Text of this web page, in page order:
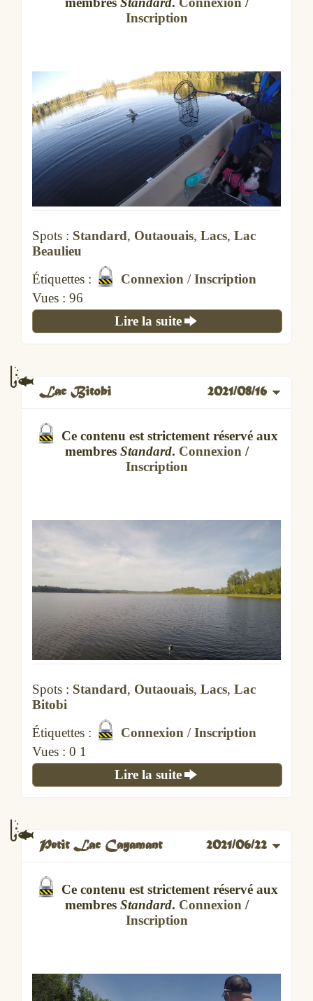
Inscription
Spots : Standard, Outaouais, Lacs, Lac
Beaulieu
Étiquettes :
Connexion /Inscription
Vues : 297
Lire la suite
Lac Bitobi 2021/08/16
Ce contenu est strictement réservé aux
membres Standard. Connexion/
Inscription
Spots : Standard, Outaouais, Lacs, Lac
Bitobi
Étiquettes :
Connexion /Inscription
Vues : 1 3
Lire la suite
Petit Lac Cayamant 2021/06/22
Ce contenu est strictement réservé aux
membres Standard. Connexion/
Inscription